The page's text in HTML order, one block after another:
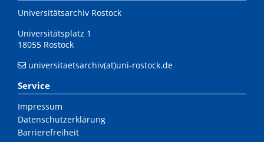
Universitätsarchiv Rostock
Universitätsplatz 1
18055 Rostock
universitaetsarchiv(at)uni-rostock.de
Service
Impressum
Datenschutzerklärung
Barrierefreiheit